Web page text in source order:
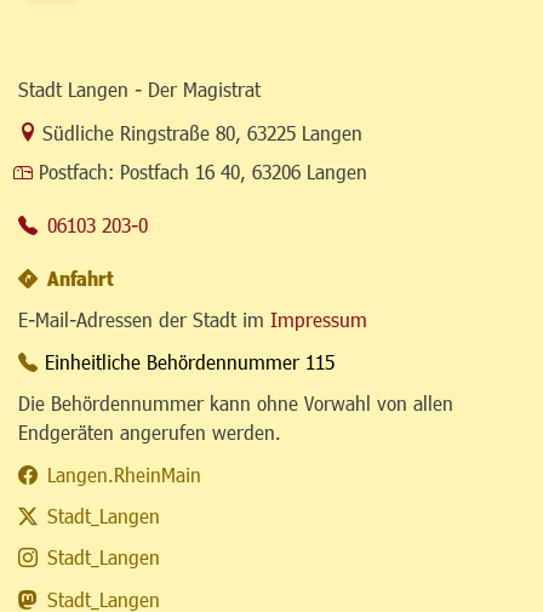
Stadt Langen - Der Magistrat
Link zur Google-Maps Navigation
Südliche Ringstraße 80, 63225 Langen
Postfach: Postfach 16 40, 63206 Langen
06103 203-0
Anfahrt
E-Mail-Adressen der Stadt im Impressum
Einheitliche Behördennummer 115
Die Behördennummer kann ohne Vorwahl von allen
Endgeräten angerufen werden.
Langen.RheinMain
Stadt_Langen
Stadt_Langen
Stadt_Langen